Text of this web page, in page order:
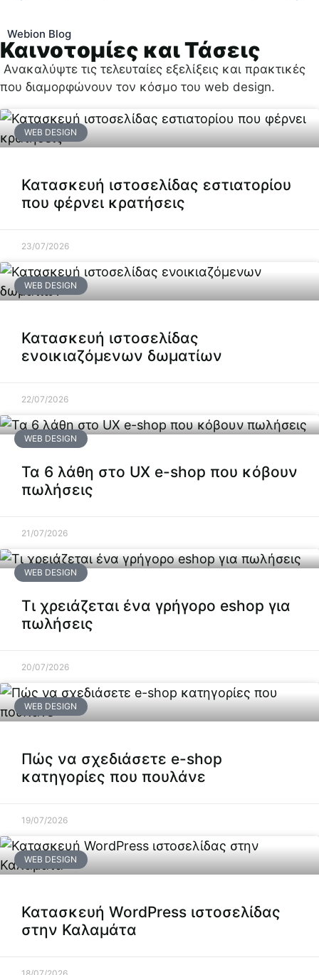
Webion Blog
Καινοτομίες και Τάσεις
Ανακαλύψτε τις τελευταίες εξελίξεις και πρακτικές
που διαμορφώνουν τον κόσμο του web design.
WEB DESIGN
Κατασκευή ιστοσελίδας εστιατορίου
που φέρνει κρατήσεις
23/07/2026
WEB DESIGN
Κατασκευή ιστοσελίδας
ενοικιαζόμενων δωματίων
22/07/2026
WEB DESIGN
Τα 6 λάθη στο UX e-shop που κόβουν
πωλήσεις
21/07/2026
WEB DESIGN
Τι χρειάζεται ένα γρήγορο eshop για
πωλήσεις
20/07/2026
WEB DESIGN
Πώς να σχεδιάσετε e-shop
κατηγορίες που πουλάνε
19/07/2026
WEB DESIGN
Κατασκευή WordPress ιστοσελίδας
στην Καλαμάτα